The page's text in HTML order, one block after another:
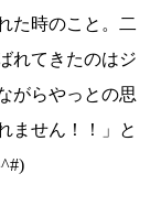
た時のこと。二
れてきたのはジ
がらやっとの思
ません！！」と